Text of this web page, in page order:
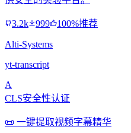
3.2k 999 100%推荐
Alti-Systems
yt-transcript
A
CLS安全性认证
📜 一键提取视频字幕精华